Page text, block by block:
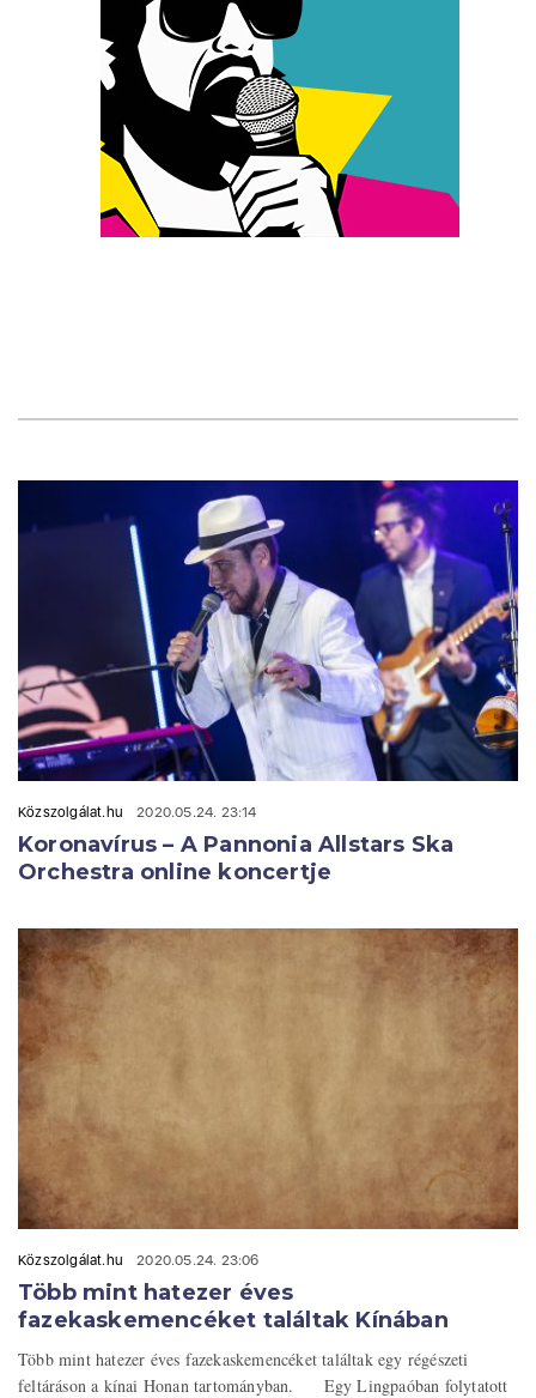
Közszolgálat.hu 2020.05.24. 23:14
Koronavírus – A Pannonia Allstars Ska
Orchestra online koncertje
Közszolgálat.hu 2020.05.24. 23:06
Több mint hatezer éves
fazekaskemencéket találtak Kínában
Több mint hatezer éves fazekaskemencéket találtak egy régészeti
feltáráson a kínai Honan tartományban. Egy Lingpaóban folytatott